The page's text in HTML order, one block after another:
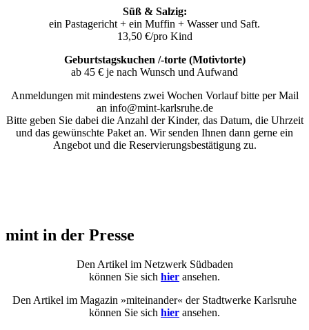
Süß & Salzig:
ein Pastagericht + ein Muffin + Wasser und Saft.
13,50 €/pro Kind
Geburtstagskuchen /-torte (Motivtorte)
ab 45 € je nach Wunsch und Aufwand
Anmeldungen mit mindestens zwei Wochen Vorlauf bitte per Mail
an info@mint-karlsruhe.de
Bitte geben Sie dabei die Anzahl der Kinder, das Datum, die Uhrzeit
und das gewünschte Paket an. Wir senden Ihnen dann gerne ein
Angebot und die Reservierungsbestätigung zu.
mint in der Presse
Den Artikel im Netzwerk Südbaden
können Sie sich hier ansehen.
Den Artikel im Magazin »miteinander« der Stadtwerke Karlsruhe
können Sie sich hier ansehen.